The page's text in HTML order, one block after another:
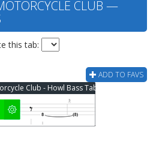
CLUB —
this tab:
ADD TO FAVS
Club - Howl Bass Tab